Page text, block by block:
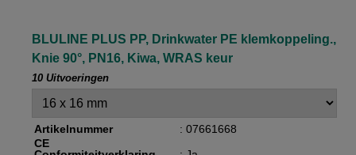
BLULINE PLUS PP, Drinkwater PE klemkoppeling.,
Knie 90°, PN16, Kiwa, WRAS keur
10 Uitvoeringen
Artikelnummer
: 07661668
CE